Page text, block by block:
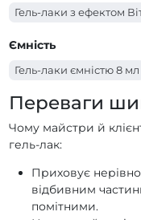
Гель-лаки PNB YES WE
Гель-лаки PNB Women
Гель-лаки PNB
Гель-лаки PNB
Гель-лаки PNB SWEET
Гель-лаки PNB Spirit оf
Гель-лаки PNB SHALL
Гель-лаки з ефектом
Ємність
Гель-лаки ємністю 8 мл
Переваги
Чому майстри й
гель-лак:
Приховує
відбивним
помітними.